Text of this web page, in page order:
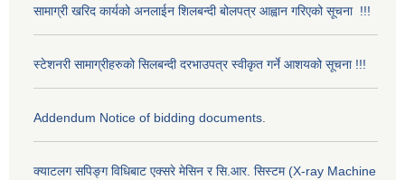
सामाग्री खरिद कार्यको अनलाईन शिलबन्दी बोलपत्र आह्वान गरिएको सूचना !!!
स्टेशनरी सामाग्रीहरुको सिलबन्दी दरभाउपत्र स्वीकृत गर्ने आशयको सूचना !!!
Addendum Notice of bidding documents.
क्याटलग सपिङ्ग विधिबाट एक्सरे मेसिन र सि.आर. सिस्टम (X-ray Machine